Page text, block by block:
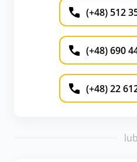
(+48) 512
(+48) 690
(+48) 22
lub